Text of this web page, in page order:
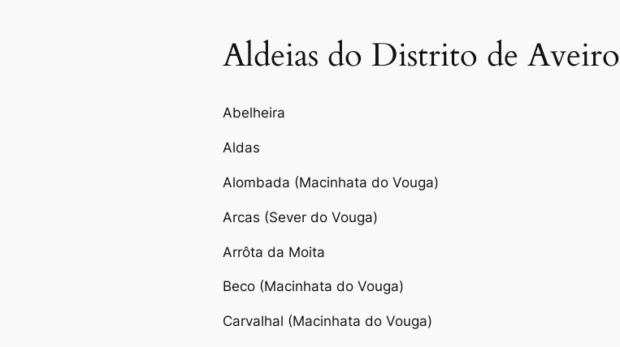
Aldeias do Distrito de Aveiro
Abelheira
Aldas
Alombada (Macinhata do Vouga)
Arcas (Sever do Vouga)
Arrôta da Moita
Beco (Macinhata do Vouga)
Carvalhal (Macinhata do Vouga)